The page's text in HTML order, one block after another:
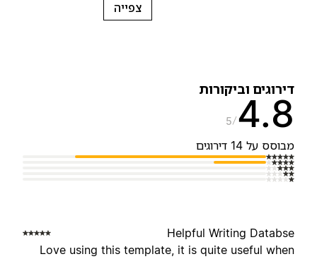
צפייה
וביקורות
5
על 14 דירוגים
Helpful Writing
Love using this template, it is quite useful